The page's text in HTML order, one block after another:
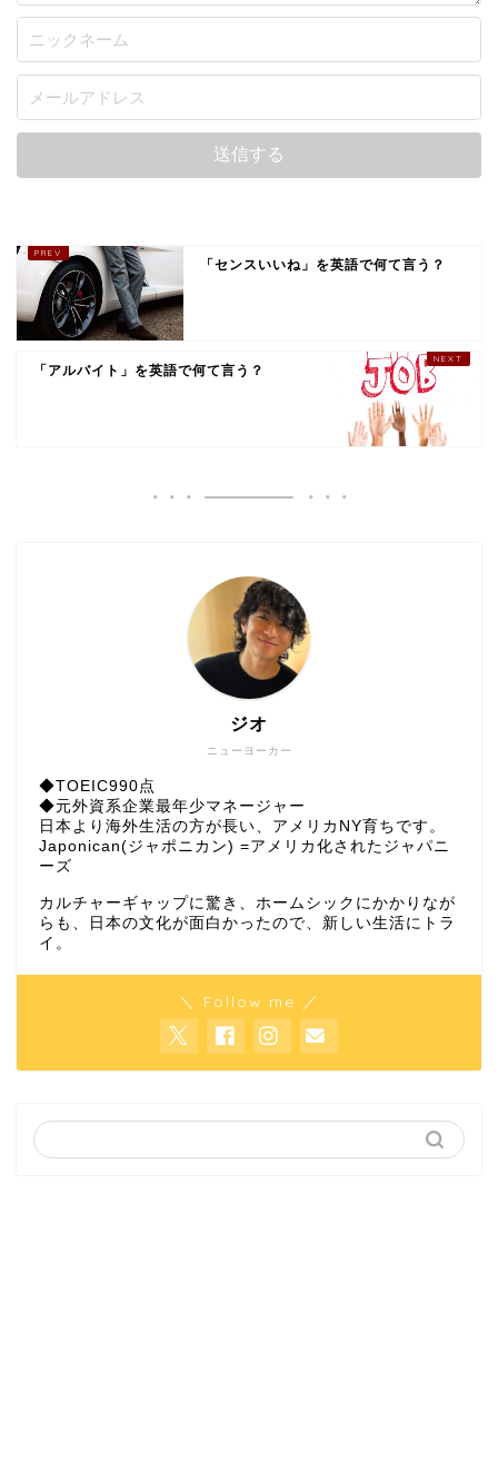
「センスいいね」を英語で何て言う？
「アルバイト」を英語で何て言う？
ニューヨーカー
ジオ
◆TOEIC990点
◆元外資系企業最年少マネージャー
日本より海外生活の方が長い、アメリカNY育ちです。
Japonican(ジャポニカン) =アメリカ化されたジャパニ
ーズ
カルチャーギャップに驚き、ホームシックにかかりなが
らも、日本の文化が面白かったので、新しい生活にトラ
イ。
＼ Follow me ／